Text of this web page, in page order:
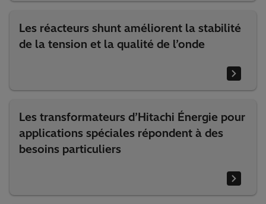
Les réacteurs shunt améliorent la stabilité
de la tension et la qualité de l’onde
Les transformateurs d’Hitachi Énergie pour
applications spéciales répondent à des
besoins particuliers